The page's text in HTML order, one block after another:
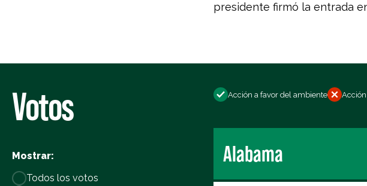
presidente firmó la entrada
Votos
Mostrar:
Todos los votos
Acción a favor del ambiente
Alabama